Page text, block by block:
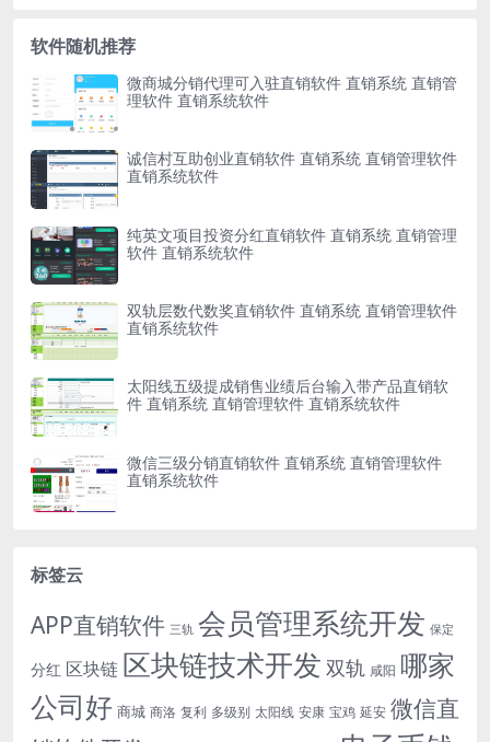
软件随机推荐
微商城分销代理可入驻直销软件 直销系统 直销管
理软件 直销系统软件
诚信村互助创业直销软件 直销系统 直销管理软件
直销系统软件
纯英文项目投资分红直销软件 直销系统 直销管理
软件 直销系统软件
双轨层数代数奖直销软件 直销系统 直销管理软件
直销系统软件
太阳线五级提成销售业绩后台输入带产品直销软
件 直销系统 直销管理软件 直销系统软件
微信三级分销直销软件 直销系统 直销管理软件
直销系统软件
标签云
APP直销软件 三轨 会员管理系统开发 保定
分红 区块链 区块链技术开发 双轨 咸阳 哪家
公司好 商城 商洛 复利 多级别 太阳线 安康 宝鸡 延安 微信直